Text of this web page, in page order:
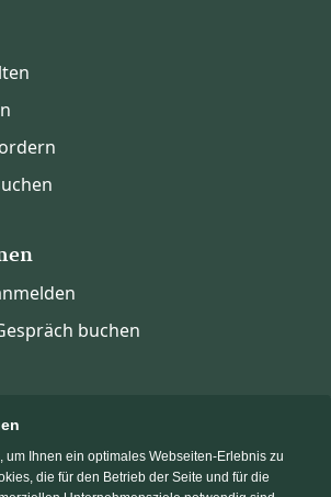
buchen
Bauen.de
um Ihnen ein optimales Webseiten-Erlebnis zu
die für den Betrieb der Seite und für die